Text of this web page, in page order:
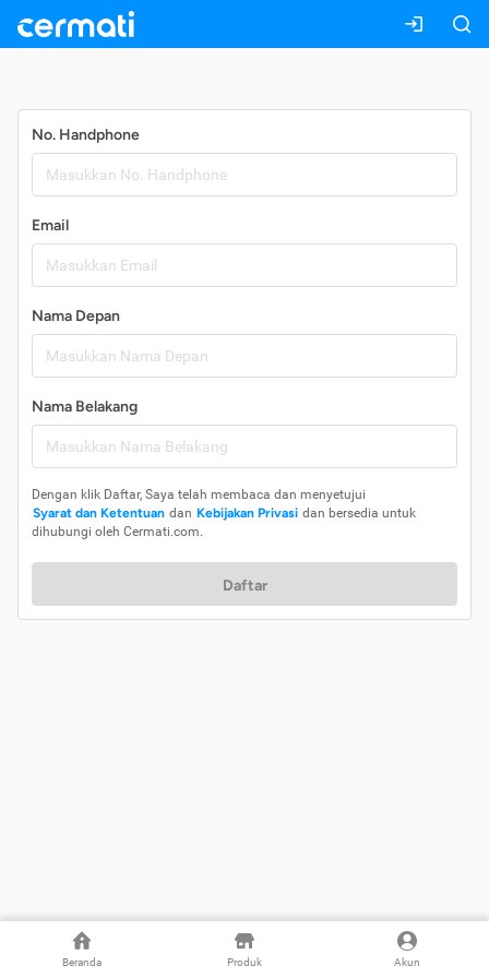
Beranda Produk Akun
No. Handphone
Email
Nama Depan
Nama Belakang
Dengan klik Daftar, Saya telah membaca dan menyetujui
Syarat dan Ketentuan dan Kebijakan Privasi dan bersedia untuk
dihubungi oleh Cermati.com.
Daftar